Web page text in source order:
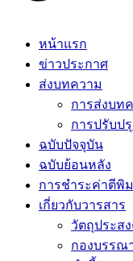
หน้าแรก
ข่าวประกาศ
ส่งบทความ
การส่งบท
การปรับป
ฉบับปัจจุบัน
ฉบับย้อนหลัง
การชำระค่าตีพิ
เกี่ยวกับวารสาร
วัตถุประส
กองบรรณ